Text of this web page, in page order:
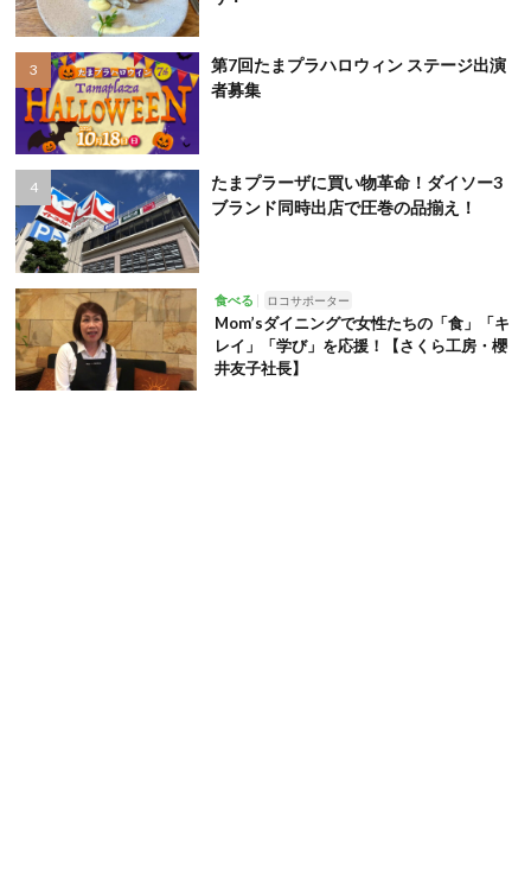
第7回たまプラハロウィン ステージ出演
者募集
たまプラーザに買い物革命！ダイソー3
ブランド同時出店で圧巻の品揃え！
食べる ロコサポーター
Mom’sダイニングで女性たちの「食」「キ
レイ」「学び」を応援！【さくら工房・櫻
井友子社長】